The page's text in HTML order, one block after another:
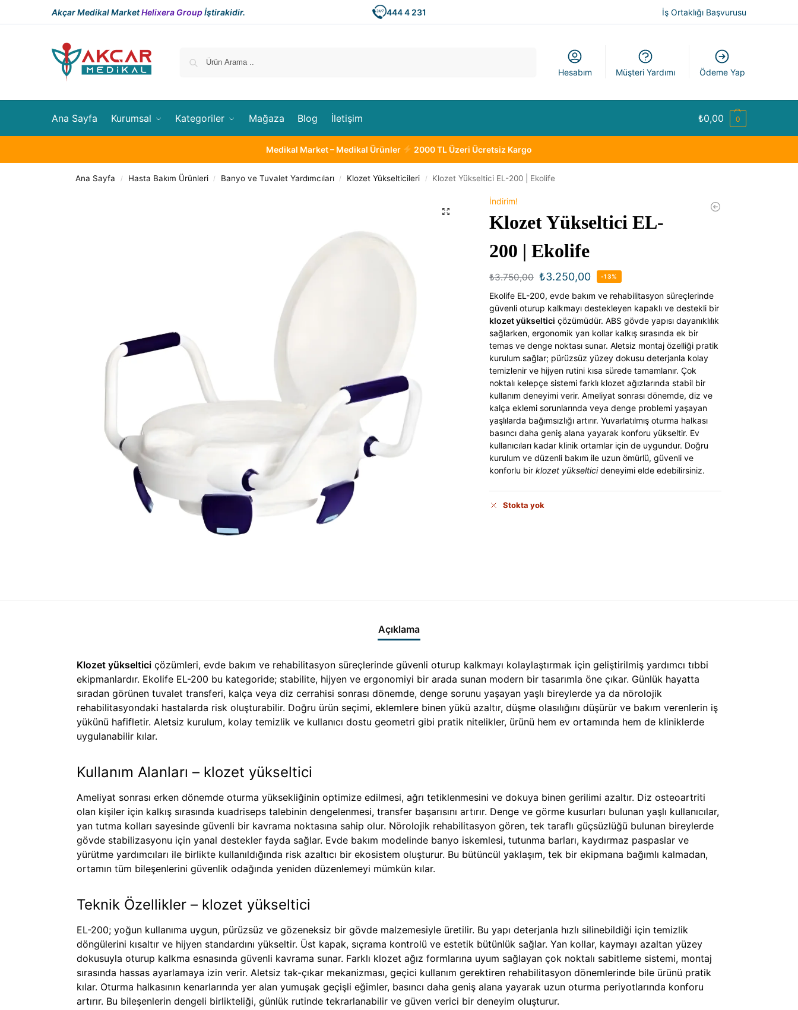
Akçar Medikal MarketHelixera Groupİştirakidir. 444 4 231 İş Ortaklığı Başvurusu
Hesabım Müşteri Yardımı Ödeme Yap
Ana Sayfa Kurumsal Kategoriler Mağaza Blog İletişim ₺0,00 0
Medikal Market – Medikal Ürünler 2000 TL Üzeri Ücretsiz Kargo
Ana Sayfa / Hasta Bakım Ürünleri / Banyo ve Tuvalet Yardımcıları / Klozet Yükselticileri / Klozet Yükseltici EL-200 | Ekolife
İndirim!
Klozet Yükseltici EL-
200 | Ekolife
₺3.750,00 ₺3.250,00 -13%
Ekolife EL-200, evde bakım ve rehabilitasyon süreçlerinde
güvenli oturup kalkmayı destekleyen kapaklı ve destekli bir
klozet yükseltici çözümüdür. ABS gövde yapısı dayanıklılık
sağlarken, ergonomik yan kollar kalkış sırasında ek bir
temas ve denge noktası sunar. Aletsiz montaj özelliği pratik
kurulum sağlar; pürüzsüz yüzey dokusu deterjanla kolay
temizlenir ve hijyen rutini kısa sürede tamamlanır. Çok
noktalı kelepçe sistemi farklı klozet ağızlarında stabil bir
kullanım deneyimi verir. Ameliyat sonrası dönemde, diz ve
kalça eklemi sorunlarında veya denge problemi yaşayan
yaşlılarda bağımsızlığı artırır. Yuvarlatılmış oturma halkası
basıncı daha geniş alana yayarak konforu yükseltir. Ev
kullanıcıları kadar klinik ortamlar için de uygundur. Doğru
kurulum ve düzenli bakım ile uzun ömürlü, güvenli ve
konforlu birklozet yükselticideneyimi elde edebilirsiniz.
Stokta yok
Açıklama
Klozet yükselticiçözümleri, evde bakım ve rehabilitasyon süreçlerinde güvenli oturup kalkmayı kolaylaştırmak için geliştirilmiş yardımcı tıbbi
ekipmanlardır. Ekolife EL-200 bu kategoride; stabilite, hijyen ve ergonomiyi bir arada sunan modern bir tasarımla öne çıkar. Günlük hayatta
sıradan görünen tuvalet transferi, kalça veya diz cerrahisi sonrası dönemde, denge sorunu yaşayan yaşlı bireylerde ya da nörolojik
rehabilitasyondaki hastalarda risk oluşturabilir. Doğru ürün seçimi, eklemlere binen yükü azaltır, düşme olasılığını düşürür ve bakım verenlerin iş
yükünü hafifletir. Aletsiz kurulum, kolay temizlik ve kullanıcı dostu geometri gibi pratik nitelikler, ürünü hem ev ortamında hem de kliniklerde
uygulanabilir kılar.
Kullanım Alanları – klozet yükseltici
Ameliyat sonrası erken dönemde oturma yüksekliğinin optimize edilmesi, ağrı tetiklenmesini ve dokuya binen gerilimi azaltır. Diz osteoartriti
olan kişiler için kalkış sırasında kuadriseps talebinin dengelenmesi, transfer başarısını artırır. Denge ve görme kusurları bulunan yaşlı kullanıcılar,
yan tutma kolları sayesinde güvenli bir kavrama noktasına sahip olur. Nörolojik rehabilitasyon gören, tek taraflı güçsüzlüğü bulunan bireylerde
gövde stabilizasyonu için yanal destekler fayda sağlar. Evde bakım modelinde banyo iskemlesi, tutunma barları, kaydırmaz paspaslar ve
yürütme yardımcıları ile birlikte kullanıldığında risk azaltıcı bir ekosistem oluşturur. Bu bütüncül yaklaşım, tek bir ekipmana bağımlı kalmadan,
ortamın tüm bileşenlerini güvenlik odağında yeniden düzenlemeyi mümkün kılar.
Teknik Özellikler – klozet yükseltici
EL-200; yoğun kullanıma uygun, pürüzsüz ve gözeneksiz bir gövde malzemesiyle üretilir. Bu yapı deterjanla hızlı silinebildiği için temizlik
döngülerini kısaltır ve hijyen standardını yükseltir. Üst kapak, sıçrama kontrolü ve estetik bütünlük sağlar. Yan kollar, kaymayı azaltan yüzey
dokusuyla oturup kalkma esnasında güvenli kavrama sunar. Farklı klozet ağız formlarına uyum sağlayan çok noktalı sabitleme sistemi, montaj
sırasında hassas ayarlamaya izin verir. Aletsiz tak-çıkar mekanizması, geçici kullanım gerektiren rehabilitasyon dönemlerinde bile ürünü pratik
kılar. Oturma halkasının kenarlarında yer alan yumuşak geçişli eğimler, basıncı daha geniş alana yayarak uzun oturma periyotlarında konforu
artırır. Bu bileşenlerin dengeli birlikteliği, günlük rutinde tekrarlanabilir ve güven verici bir deneyim oluşturur.